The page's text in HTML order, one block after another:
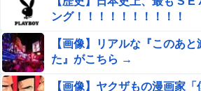
ング！！！！！！！！！！
【画像】リアルな『このあ
た』がこちら →
【画像】ヤクザもの漫画家